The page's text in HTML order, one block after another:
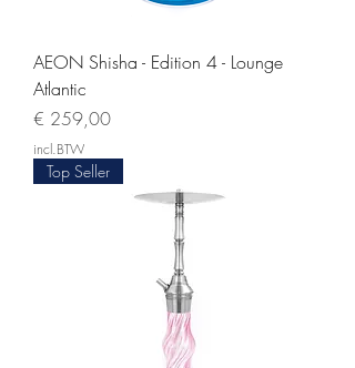
AEON Shisha - Edition 4 - Lounge
Atlantic
Prijs
€ 259,00
incl.BTW
Top Seller